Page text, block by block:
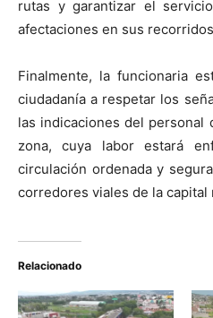
rutas y garantizar el
afectaciones en sus
Finalmente, la funcionaria
ciudadanía a respetar los
las indicaciones del personal
zona, cuya labor estará
circulación ordenada y
corredores viales de la capital
Relacionado